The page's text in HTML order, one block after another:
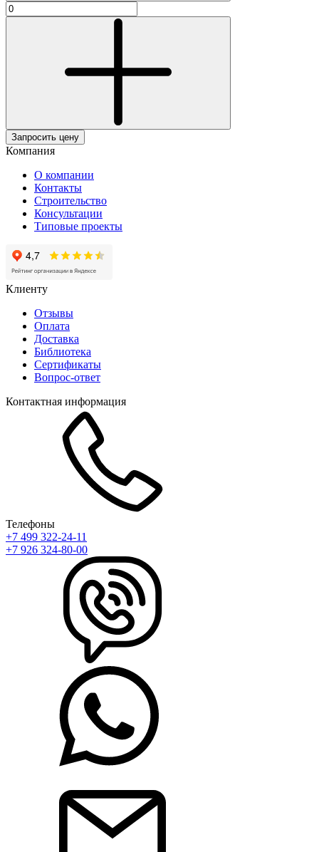
Запросить цену
Компания
О компании
Контакты
Строительство
Консультации
Типовые проекты
Клиенту
Отзывы
Оплата
Доставка
Библиотека
Сертификаты
Вопрос-ответ
Контактная информация
Телефоны
+7 499 322-24-11
+7 926 324-80-00